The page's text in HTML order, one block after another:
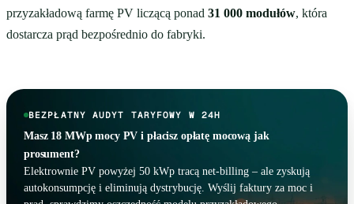
przyzakładową farmę PV liczącą ponad 31 000 modułów, która
dostarcza prąd bezpośrednio do fabryki.
BEZPŁATNY AUDYT TARYFOWY W 24H
Masz 18 MWp mocy PV i płacisz opłatę mocową jak
prosument?
Elektrownie PV powyżej 50 kWp tracą net-billing – ale zyskują
autokonsumpcję i eliminują dystrybucję. Wyślij faktury za moc i